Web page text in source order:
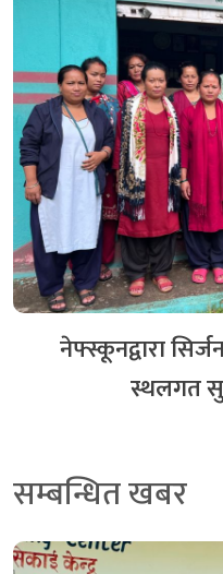
स्क्यान कार्यक्रम
सुपरीवेक्षण सम्पन्न
३५ दिन अगाडि
नेफ्स्कूनद्वारा
स्थलगत
सम्बन्धित खबर